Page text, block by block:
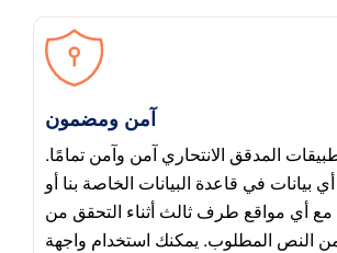
آمن ومضمون
المدقق الانتحاري آمن وآمن تمامًا.
بيانات في قاعدة البيانات الخاصة بنا أو
مع أي مواقع طرف ثالث أثناء التحقق من
من النص المطلوب. يمكنك استخدام واجهة